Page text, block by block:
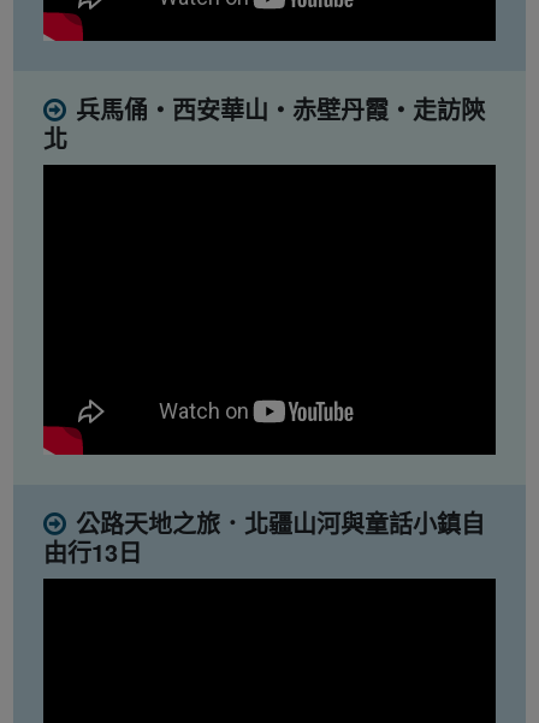
兵馬俑・西安華山・赤壁丹霞・走訪陝
北
公路天地之旅．北疆山河與童話小鎮自
由行13日